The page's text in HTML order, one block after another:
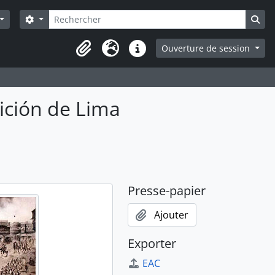
Rechercher
Search options
Presse-papier
LangueLiens rapidesOuverture de session
de Lima
Presse-papier
Ajouter
Exporter
EAC